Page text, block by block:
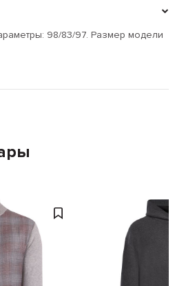
98/83/97. Размер модели